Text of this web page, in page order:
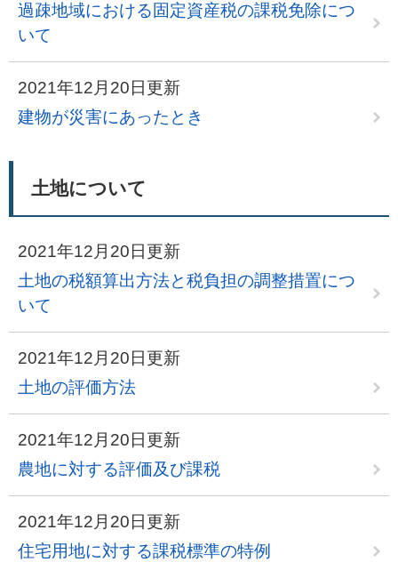
過疎地域における固定資産税の課税免除につ
いて
2021年12月20日更新
建物が災害にあったとき
土地について
2021年12月20日更新
土地の税額算出方法と税負担の調整措置につ
いて
2021年12月20日更新
土地の評価方法
2021年12月20日更新
農地に対する評価及び課税
2021年12月20日更新
住宅用地に対する課税標準の特例